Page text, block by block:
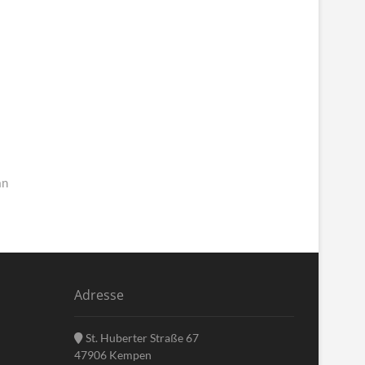
Adresse
St. Huberter Straße 67
47906 Kempen